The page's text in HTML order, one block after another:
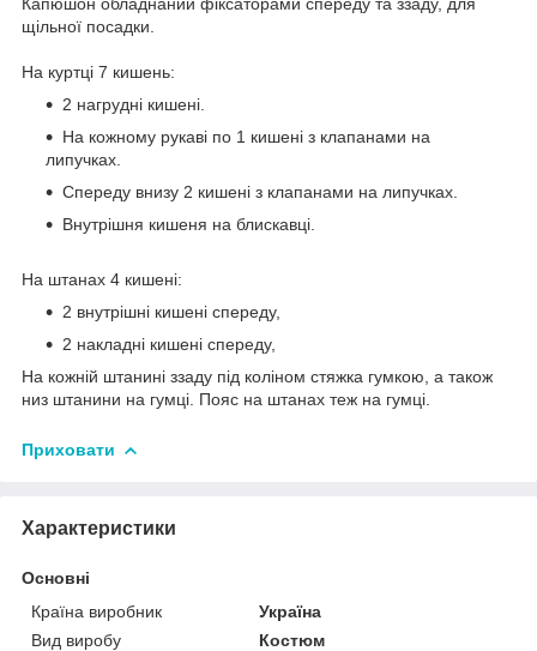
щільної посадки.
На куртці 7 кишень:
2 нагрудні кишені.
На кожному рукаві по 1 кишені з клапанами на
липучках.
Спереду внизу 2 кишені з клапанами на липучках.
Внутрішня кишеня на блискавці.
На штанах 4 кишені:
2 внутрішні кишені спереду,
2 накладні кишені спереду,
На кожній штанині ззаду під коліном стяжка гумкою, а також
низ штанини на гумці. Пояс на штанах теж на гумці.
Приховати
Характеристики
Основні
Країна виробник
Україна
Вид виробу
Костюм